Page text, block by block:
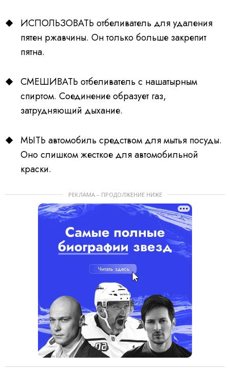
ИСПОЛЬЗОВАТЬ отбеливатель для удаления
пятен ржавчины. Он только больше закрепит
пятна.
СМЕШИВАТЬ отбеливатель c нашатырным
спиртом. Соединение образует газ,
затрудняющий дыхание.
МЫТЬ автомобиль средством для мытья посуды.
Оно слишком жесткое для автомобильной
краски.
РЕКЛАМА – ПРОДОЛЖЕНИЕ НИЖЕ